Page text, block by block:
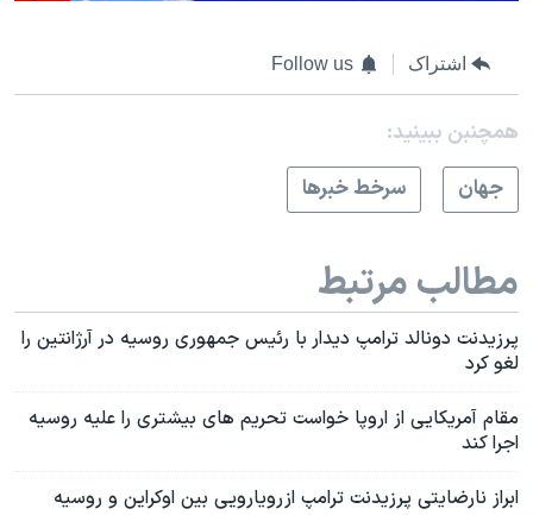
اشتراک Follow us
همچنبن ببینید:
جهان
سرخط خبرها
مطالب مرتبط
پرزیدنت دونالد ترامپ دیدار با رئیس جمهوری روسیه در آرژانتین را
لغو کرد
مقام آمریکایی از اروپا خواست تحریم های بیشتری را علیه روسیه
اجرا کند
ابراز نارضایتی پرزیدنت ترامپ از رویارویی بین اوکراین و روسیه